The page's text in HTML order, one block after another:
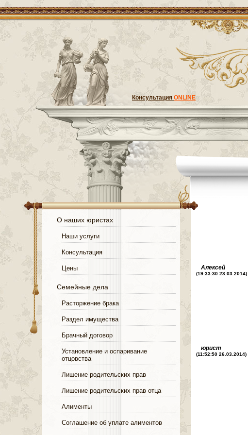
Консультация ONLINE
О наших юристах
Наши услуги
Консультация
Цены
Семейные дела
Расторжение брака
Раздел имущества
Брачный договор
Установление и оспаривание
отцовства
Лишение родительских прав
Лишение родительских прав отца
Алименты
Соглашение об уплате алиментов
Алексей
(19:33:30 23.03.2014)
юрист
(11:52:50 26.03.2014)